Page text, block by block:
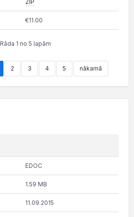
ZIP
€11.00
Rāda 1 no 5 lapām
2 3 4 5 nākamā
EDOC
1.59 MB
11.09.2015